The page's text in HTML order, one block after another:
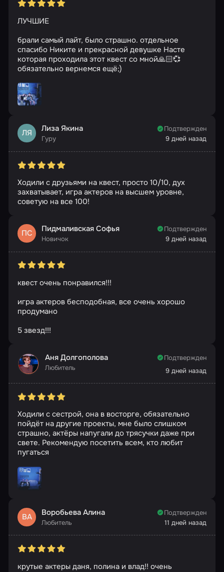
ЛУЧШИЕ
брали самый лайт, было страшно. отдельное
спасибо Никите и прекрасной девушке Насте
которая проходила этот квест со мной🙏🏻💞
обязательно вернемся ещё;)
ЛЯ Лиза Якина
Гуру
Подтвержден
9 дней назад
Ходили с друзьями на квест, просто 10/10, дух
захватывает, игра актеров на высшем уровне,
советую на все 100!
ПС Пидмаливская Софья
Новичок
Подтвержден
9 дней назад
квест очень понравился!!!
игра актеров бесподобная, все очень хорошо
продумано
5 звезд!!!
Аня Долгополова
Любитель
Подтвержден
9 дней назад
Ходили с сестрой, она в восторге, обязательно
пойдёт на другие проекты, мне было слишком
страшно, актёры напугали до трясучки даже при
свете. Рекомендую посетить всем, кто любит
пугаться
ВА Воробьева Алина
Любитель
Подтвержден
11 дней назад
крутые актеры даня, полина и влад!! очень